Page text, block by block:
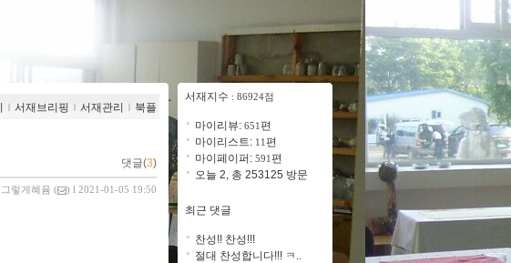
ｌ 서재브리핑 ｌ 서재관리 ｌ 북플
댓글(3)
그렇게혜윰 ( ) l 2021-01-05 19:50
서재지수 : 86924점
마이리뷰: 651편
마이리스트: 11편
마이페이퍼: 591편
오늘 2, 총 253125 방문
최근 댓글
찬성!! 찬성!!!
절대 찬성합니다!!! ㅋ..